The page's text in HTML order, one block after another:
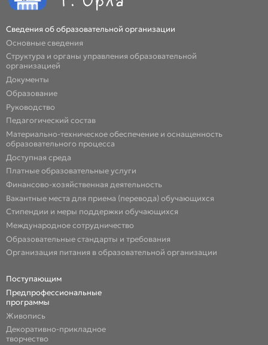
Сведения об образовательной организации
Основные сведения
Структура и органы управления образовательной
организацией
Документы
Образование
Руководство
Педагогический состав
Материально-техническое обеспечение и оснащенность
образовательного процесса
Доступная среда
Платные образовательные услуги
Финансово-хозяйственная деятельность
Вакантные места для приема (перевода) обучающихся
Стипендии и меры поддержки обучающихся
Международное сотрудничество
Образовательные стандарты и требования
Организация питания в образовательной организации
Поступающим
Предпрофессиональные
программы
Живопись
Декоративно-прикладное
творчество